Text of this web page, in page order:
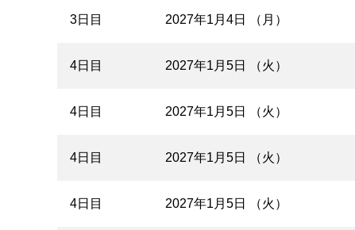
3日目 2027年1月4日 （月）
4日目 2027年1月5日 （火）
4日目 2027年1月5日 （火）
4日目 2027年1月5日 （火）
4日目 2027年1月5日 （火）